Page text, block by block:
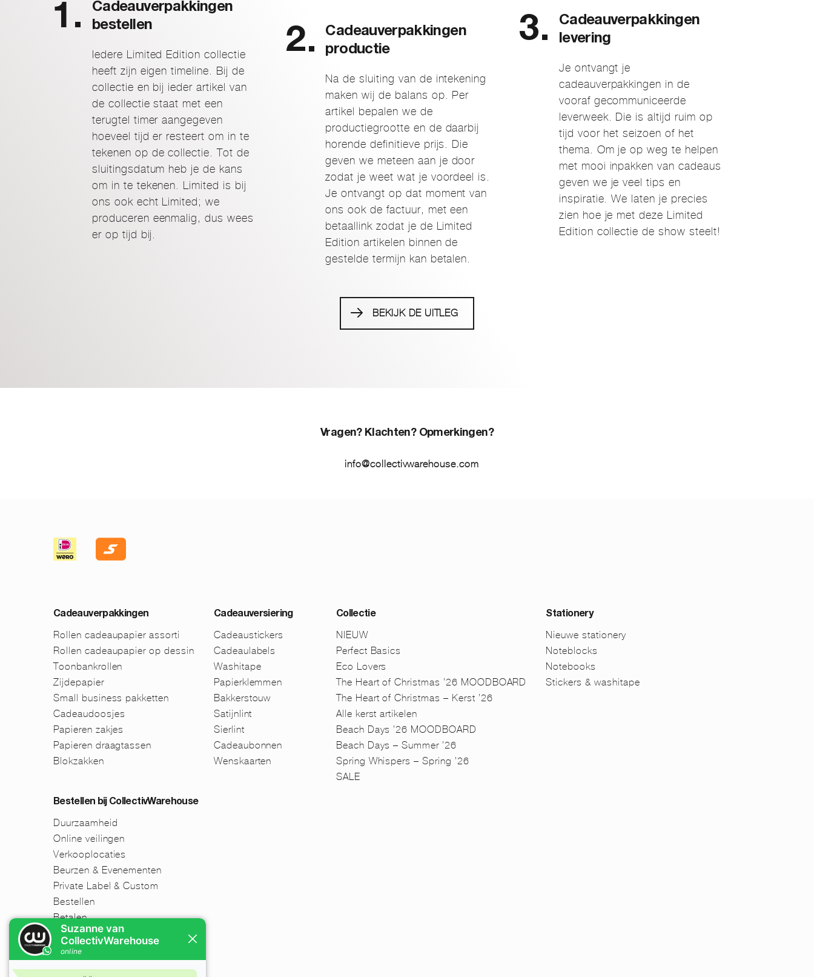
Cadeauverpakkingen
bestellen
Iedere Limited Edition collectie
heeft zijn eigen timeline. Bij de
collectie en bij ieder artikel van
de collectie staat met een
terugtel timer aangegeven
hoeveel tijd er resteert om in te
tekenen op de collectie. Tot de
sluitingsdatum heb je de kans
om in te tekenen. Limited is bij
ons ook echt Limited; we
produceren eenmalig, dus wees
er op tijd bij.
Cadeauverpakkingen
productie
Na de sluiting van de intekening
maken wij de balans op. Per
artikel bepalen we de
productiegrootte en de daarbij
horende definitieve prijs. Die
geven we meteen aan je door
zodat je weet wat je voordeel is.
Je ontvangt op dat moment van
ons ook de factuur, met een
betaallink zodat je de Limited
Edition artikelen binnen de
gestelde termijn kan betalen.
Cadeauverpakkingen
levering
Je ontvangt je
cadeauverpakkingen in de
vooraf gecommuniceerde
leverweek. Die is altijd ruim op
tijd voor het seizoen of het
thema. Om je op weg te helpen
met mooi inpakken van cadeaus
geven we je veel tips en
inspiratie. We laten je precies
zien hoe je met deze Limited
Edition collectie de show steelt!
BEKIJK DE UITLEG
Vragen? Klachten? Opmerkingen?
info@collectivwarehouse.com
Cadeauverpakkingen
Rollen cadeaupapier assorti
Rollen cadeaupapier op dessin
Toonbankrollen
Zijdepapier
Small business pakketten
Cadeaudoosjes
Papieren zakjes
Papieren draagtassen
Blokzakken
Cadeauversiering
Cadeaustickers
Cadeaulabels
Washitape
Papierklemmen
Bakkerstouw
Satijnlint
Sierlint
Cadeaubonnen
Wenskaarten
Collectie
NIEUW
Perfect Basics
Eco Lovers
The Heart of Christmas ’26 MOODBOARD
The Heart of Christmas – Kerst ’26
Alle kerst artikelen
Beach Days ’26 MOODBOARD
Beach Days – Summer ’26
Spring Whispers – Spring ’26
SALE
Stationery
Nieuwe stationery
Noteblocks
Notebooks
Stickers & washitape
Bestellen bij CollectivWarehouse
Duurzaamheid
Online veilingen
Verkooplocaties
Beurzen & Evenementen
Private Label & Custom
Bestellen
Betalen
Verzenden
Retourneren